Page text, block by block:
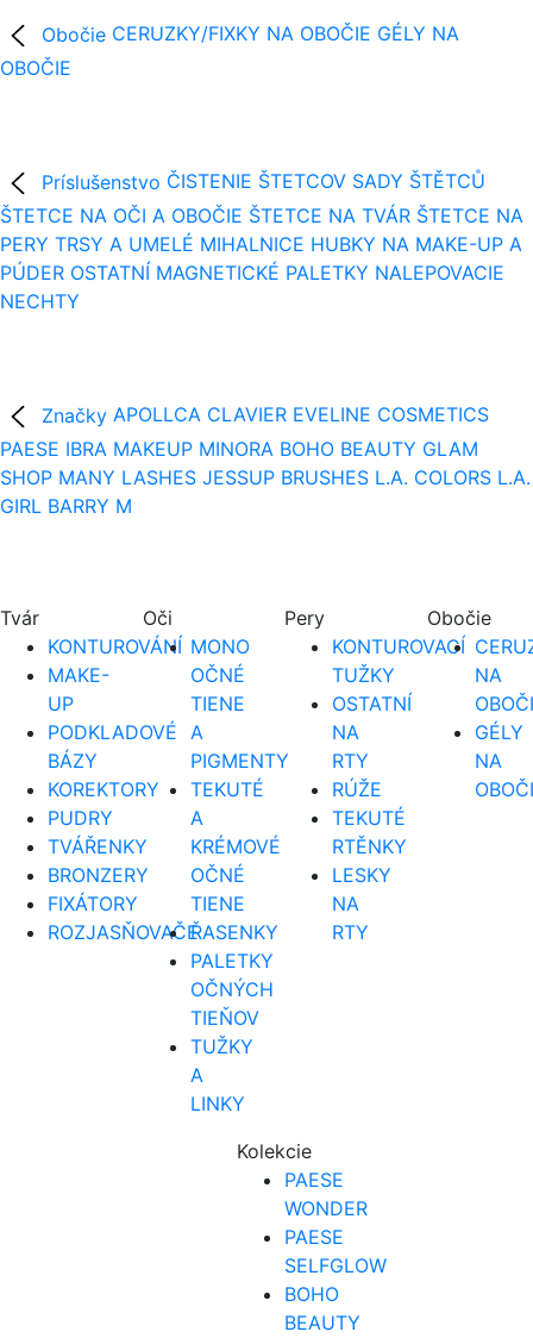
Obočie CERUZKY/FIXKY NA OBOČIE GÉLY NA
OBOČIE
Príslušenstvo ČISTENIE ŠTETCOV SADY ŠTĚTCŮ
ŠTETCE NA OČI A OBOČIE ŠTETCE NA TVÁR ŠTETCE NA
PERY TRSY A UMELÉ MIHALNICE HUBKY NA MAKE-UP A
PÚDER OSTATNÍ MAGNETICKÉ PALETKY NALEPOVACIE
NECHTY
Značky APOLLCA CLAVIER EVELINE COSMETICS
PAESE IBRA MAKEUP MINORA BOHO BEAUTY GLAM
SHOP MANY LASHES JESSUP BRUSHES L.A. COLORS L.A.
GIRL BARRY M
Tvár
KONTUROVÁNÍ
MAKE-
UP
PODKLADOVÉ
BÁZY
KOREKTORY
PUDRY
TVÁŘENKY
BRONZERY
FIXÁTORY
ROZJASŇOVAČE
Oči
MONO
OČNÉ
TIENE
A
PIGMENTY
TEKUTÉ
A
KRÉMOVÉ
OČNÉ
TIENE
ŘASENKY
PALETKY
OČNÝCH
TIEŇOV
TUŽKY
A
LINKY
Pery
KONTUROVACÍ
TUŽKY
OSTATNÍ
NA
RTY
RÚŽE
TEKUTÉ
RTĚNKY
LESKY
NA
RTY
Obočie
NA
GÉLY
NA
Kolekcie
PAESE
WONDER
PAESE
SELFGLOW
BOHO
BEAUTY